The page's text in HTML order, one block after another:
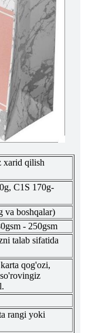
xarid qilish
C1S 170g-
va boshqalar)
- 250gsm
talab sifatida
qog'ozi,
rangi yoki